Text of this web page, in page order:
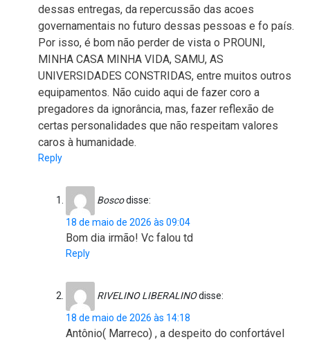
dessas entregas, da repercussão das acoes
governamentais no futuro dessas pessoas e fo país.
Por isso, é bom não perder de vista o PROUNI,
MINHA CASA MINHA VIDA, SAMU, AS
UNIVERSIDADES CONSTRIDAS, entre muitos outros
equipamentos. Não cuido aqui de fazer coro a
pregadores da ignorância, mas, fazer reflexão de
certas personalidades que não respeitam valores
caros à humanidade.
Reply
Boscodisse:
18 de maio de 2026 às 09:04
Bom dia irmão! Vc falou td
Reply
RIVELINO LIBERALINOdisse:
18 de maio de 2026 às 14:18
Antônio( Marreco) , a despeito do confortável